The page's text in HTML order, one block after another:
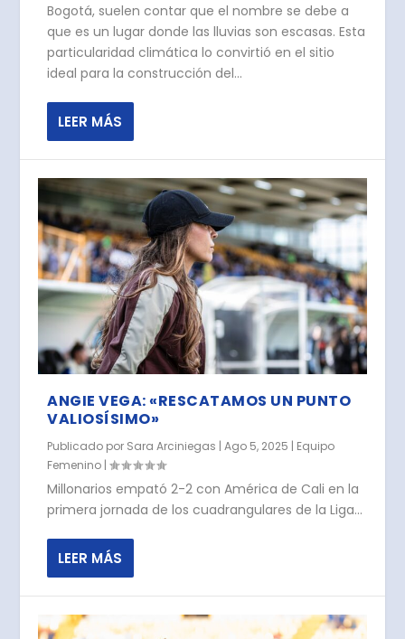
Bogotá, suelen contar que el nombre se debe a
que es un lugar donde las lluvias son escasas. Esta
particularidad climática lo convirtió en el sitio
ideal para la construcción del...
LEER MÁS
ANGIE VEGA: «RESCATAMOS UN PUNTO
VALIOSÍSIMO»
Publicado por Sara Arciniegas |Ago 5, 2025 | Equipo
Femenino |
Millonarios empató 2-2 con América de Cali en la
primera jornada de los cuadrangulares de la Liga...
LEER MÁS